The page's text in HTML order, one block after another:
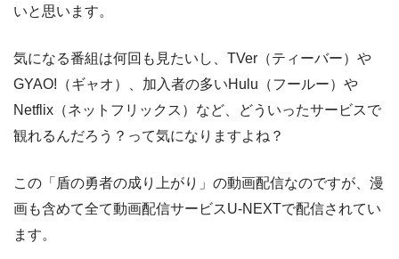
いと思います。
気になる番組は何回も見たいし、TVer（ティーバー）や
GYAO!（ギャオ）、加入者の多いHulu（フールー）や
Netflix（ネットフリックス）など、どういったサービスで
観れるんだろう？って気になりますよね？
この「盾の勇者の成り上がり」の動画配信なのですが、漫
画も含めて全て動画配信サービスU-NEXTで配信されてい
ます。